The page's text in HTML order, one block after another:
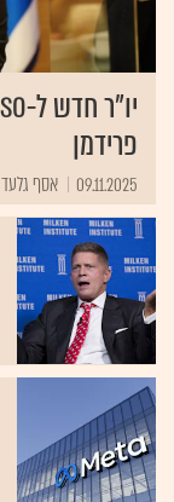
פרידמן
09.11.2025 אסף גלעד